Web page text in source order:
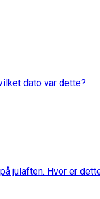
dato var dette?
julaften. Hvor er